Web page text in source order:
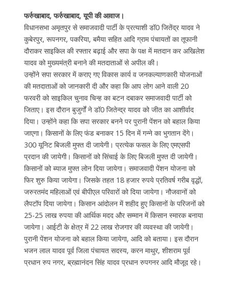
फर्रुखाबाद, फर्रुखाबाद, यूपी की आवाज।
विधानसभा अमृतपुर से समाजवादी पार्टी के प्रत्याशी डॉ0 जितेंद्र यादव ने
कुबेरपुर, रूपनगर, पकरिया, बमैया सहित आदि ग्राम पंचायतों का तूफानी
दौराकर साइकिल की रफ्तार बढ़ाई और सपा के पक्ष में मतदान कर अखिलेश
यादव को मुख्यमंत्री बनाने की मतदाताओं से अपील की।
उन्होंने सपा सरकार में कराए गए विकास कार्य व जनकल्याणकारी योजनाओं
की मतदाताओं को जानकारी दी और कहा कि आप लोग आने वाली 20
फरवरी को साइकिल चुनाव चिन्ह का बटन दबाकर समाजवादी पार्टी को
जिताए। इस दौरान बुजुर्गों ने डॉ0 जितेन्द्र यादव को जीत का आशीर्वाद
दिया। उन्होंने कहा कि सपा सरकार बनने पर पुरानी पेंशन को बहाल किया
जाएगा। किसानों के लिए फंड बनाकर 15 दिन में गन्ने का भुगतान देंगे।
300 यूनिट बिजली मुफ्त दी जायेगी। प्रत्येक फसल के लिए एमएसपी
प्रदान की जायेगी। किसानों को सिंचाई के लिए बिजली मुफ्त दी जायेगी।
किसानों को ब्याज मुफ्त लोन दिया जायेगा। समाजवादी पेंशन योजना को
फिर शुरु किया जायेगा। जिसके तहत 18 हजार रुपये प्रतिवर्ष गरीब वृद्धों,
जरुरतमंद महिलाओं एवं बीपीएल परिवारों को दिया जायेगा। नौजवानों को
लैपटॉप दिया जायेगा। किसान आंदोलन में शहीद हुए किसानों के परिजनों को
25-25 लाख रुपया की आर्थिक मदद और सम्मान में किसान स्मारक बनाया
जायेगा। आईटी के क्षेत्र में 22 लाख रोजगार की व्यवस्था की जायेगी।
पुरानी पेंशन योजना को बहाल किया जायेगा, आदि को बताया। इस दौरान
भजन लाल यादव पूर्व जिला पंचायत सदस्य, करन माथुर, शीशराम पूर्व
प्रधान रुप नगर, ब्रह्मानंदन सिंह यादव प्रधान रुपगनर आदि मौजूद रहे।